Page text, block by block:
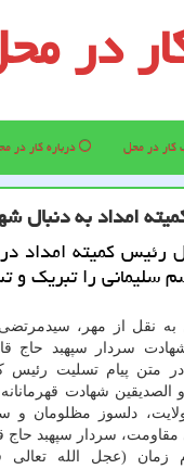
در
كار در محل درباره كار در
امداد به دنبال
رئیس كمیته امداد
سلیمانی را تبریك
نقل از مهر، سیدمرتضی
سردار سپهبد حاج
متن پیام تسلیت رئیس
شهادت
دلسوز مظلومان و
مقاومت، سردار سپهبد حاج
(عجل الله تعالی